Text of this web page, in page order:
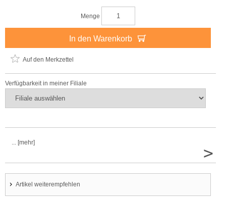
Menge
In den Warenkorb
Auf den Merkzettel
Verfügbarkeit in meiner Filiale
... [mehr]
>
Artikel weiterempfehlen